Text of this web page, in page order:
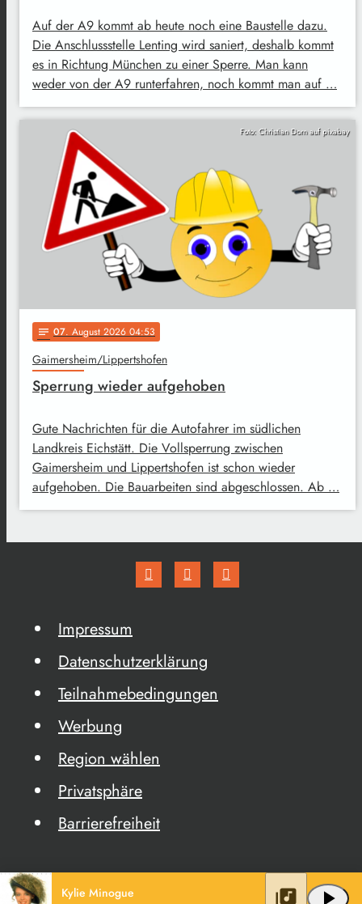
Auf der A9 kommt ab heute noch eine Baustelle dazu.
Die Anschlussstelle Lenting wird saniert, deshalb kommt
es in Richtung München zu einer Sperre. Man kann
weder von der A9 runterfahren, noch kommt man auf …
Foto: Christian Dorn auf pixabay
notes 07. August 2026 04:53
Gaimersheim/Lippertshofen
Sperrung wieder aufgehoben
Gute Nachrichten für die Autofahrer im südlichen
Landkreis Eichstätt. Die Vollsperrung zwischen
Gaimersheim und Lippertshofen ist schon wieder
aufgehoben. Die Bauarbeiten sind abgeschlossen. Ab …
Impressum
Datenschutzerklärung
Teilnahmebedingungen
Werbung
Region wählen
Privatsphäre
Barrierefreiheit
Kylie Minogue play_arrow
library_music